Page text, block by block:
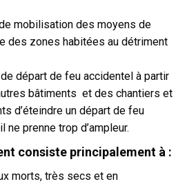
mobilisation des moyens de
des zones habitées au détriment
départ de feu accidentel à partir
bâtiments et des chantiers et
d’éteindre un départ de feu
ne prenne trop d’ampleur.
consiste principalement à :
morts, très secs et en